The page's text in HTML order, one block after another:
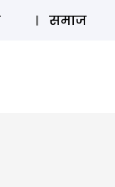
स्टोरी लॉग
समाज